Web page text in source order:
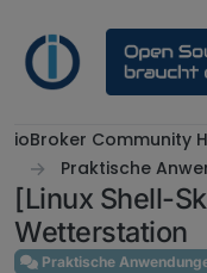
ioBroker Community
Praktische
[Linux Shell-
Wetterstation
Praktische